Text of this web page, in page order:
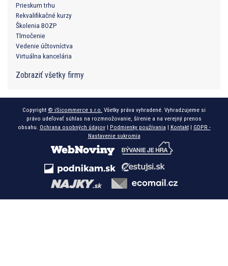
Prieskum trhu
Rekvalifikačné kurzy
Školenia BOZP
Tlmočenie
Vedenie účtovníctva
Virtuálna kancelária
Zobraziť všetky firmy
Copyright © iSicommerce s.r.o. Všetky práva vyhradené. Vyhradzujeme si
právo udeľovať súhlas na rozmnožovanie, šírenie a na verejný prenos
obsahu. Ochrana osobných údajov| Podmienky používania | Kontakt| GDPR -
Nastavenie sukromia